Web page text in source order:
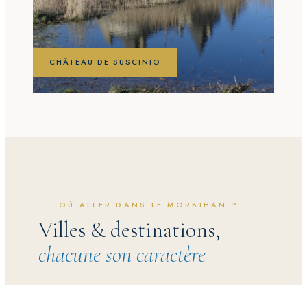
CHÂTEAU DE SUSCINIO
OÙ ALLER DANS LE MORBIHAN ?
Villes & destinations,
chacune son caractère